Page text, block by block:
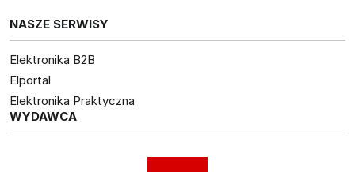
NASZE SERWISY
Elektronika B2B
Elportal
Elektronika Praktyczna
WYDAWCA